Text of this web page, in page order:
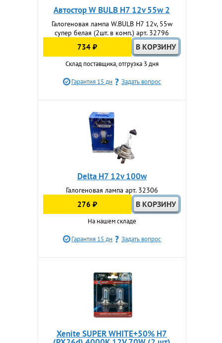
Автостор W BULB H7 12v 55w 2
Галогеновая лампа W.BULB H7 12v, 55w
супер белая (2шт. в комп.) арт. 32796
734 ₽
Склад поставщика, отгрузка 3 дня
Гарантия 15 дн Задать вопрос
Delta H7 12v 100w
Галогеновая лампа арт. 32306
276 ₽
На нашем складе
Гарантия 15 дн Задать вопрос
Xenite SUPER WHITE+50% H7